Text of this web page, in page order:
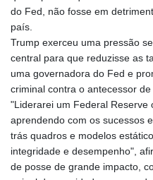
do Fed, não fosse em
país.
Trump exerceu uma pressão
central para que reduzisse as
uma governadora do Fed e
criminal contra o antecessor de
"Liderarei um Federal Reserve
aprendendo com os sucessos
trás quadros e modelos
integridade e desempenho",
de posse de grande impacto,